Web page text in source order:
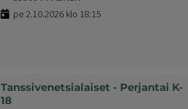
pe 2.10.2026 klo 18:15
Tanssivenetsialaiset - Perjantai K-
18